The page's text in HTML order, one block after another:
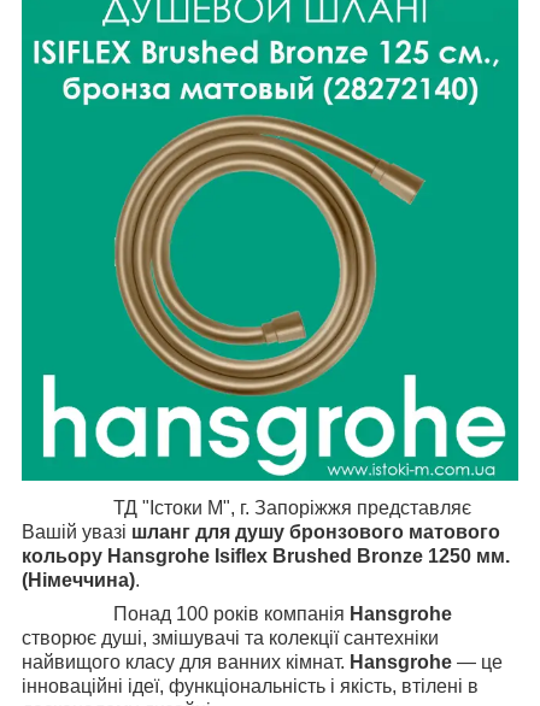
ТД "Істоки М", г. Запоріжжя представляє
Вашій увазі шланг для душу бронзового матового
кольору Hansgrohe Isiflex Brushed Bronze 1250 мм.
(Німеччина).
Понад 100 років компанія Hansgrohe
створює душі, змішувачі та колекції сантехніки
найвищого класу для ванних кімнат. Hansgrohe — це
інноваційні ідеї, функціональність і якість, втілені в